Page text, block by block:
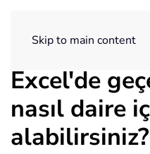
Skip to main content
Excel'de
nasıl daire
alabilirsiniz?